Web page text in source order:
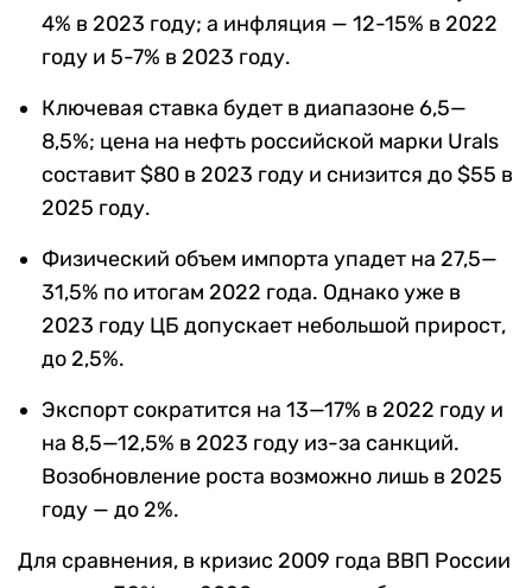
4% в 2023 году; а инфляция — 12-15% в 2022
году и 5-7% в 2023 году.
Ключевая ставка будет в диапазоне 6,5—
8,5%; цена на нефть российской марки Urals
составит $80 в 2023 году и снизится до $55 в
2025 году.
Физический объем импорта упадет на 27,5—
31,5% по итогам 2022 года. Однако уже в
2023 году ЦБ допускает небольшой прирост,
до 2,5%.
Экспорт сократится на 13—17% в 2022 году и
на 8,5—12,5% в 2023 году из-за санкций.
Возобновление роста возможно лишь в 2025
году — до 2%.
Для сравнения, в кризис 2009 года ВВП России